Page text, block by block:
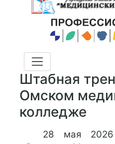
Штабная
Омском
колледже
28 мая